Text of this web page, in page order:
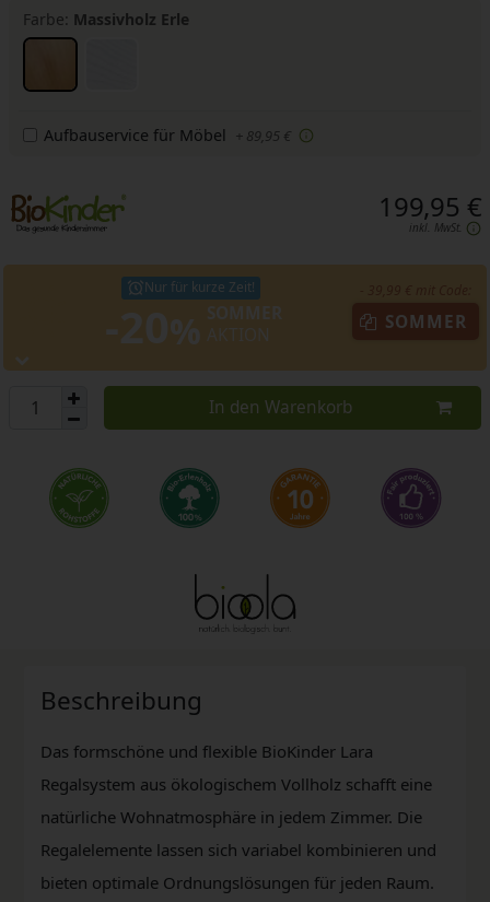
Farbe: Massivholz Erle
Aufbauservice für Möbel + 89,95 €
199,95 €
inkl. MwSt.
Nur für kurze Zeit!
SOMMER
In den Warenkorb
Beschreibung
Das formschöne und flexible BioKinder Lara
Regalsystem aus ökologischem Vollholz schafft eine
natürliche Wohnatmosphäre in jedem Zimmer. Die
Regalelemente lassen sich variabel kombinieren und
bieten optimale Ordnungslösungen für jeden Raum.